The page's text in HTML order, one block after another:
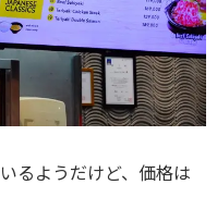
るようだけど、価格は